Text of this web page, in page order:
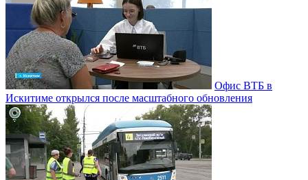
Офис ВТБ в
Искитиме открылся после масштабного обновления